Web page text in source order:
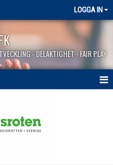
LOGGA IN
- DELAKTIGHET - FAIR PLAY